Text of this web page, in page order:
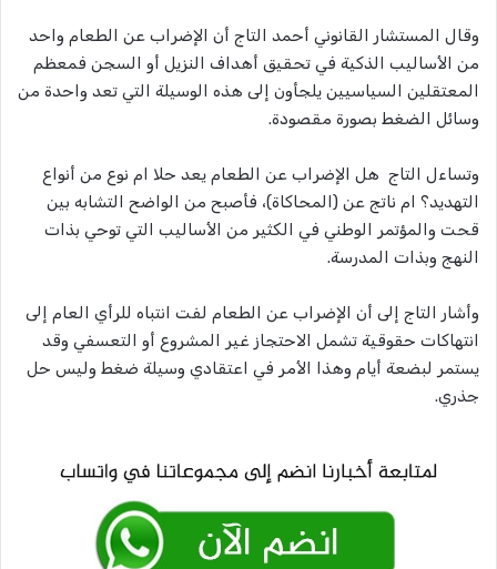
وقال المستشار القانوني أحمد التاج أن الإضراب عن الطعام واحد
من الأساليب الذكية في تحقيق أهداف النزيل أو السجن فمعظم
المعتقلين السياسيين يلجأون إلى هذه الوسيلة التي تعد واحدة من
وسائل الضغط بصورة مقصودة.
وتساءل التاج هل الإضراب عن الطعام يعد حلا ام نوع من أنواع
التهديد؟ ام ناتج عن (المحاكاة)، فأصبح من الواضح التشابه بين
قحت والمؤتمر الوطني في الكثير من الأساليب التي توحي بذات
النهج وبذات المدرسة.
وأشار التاج إلى أن الإضراب عن الطعام لفت انتباه للرأي العام إلى
انتهاكات حقوقية تشمل الاحتجاز غير المشروع أو التعسفي وقد
يستمر لبضعة أيام وهذا الأمر في اعتقادي وسيلة ضغط وليس حل
جذري.